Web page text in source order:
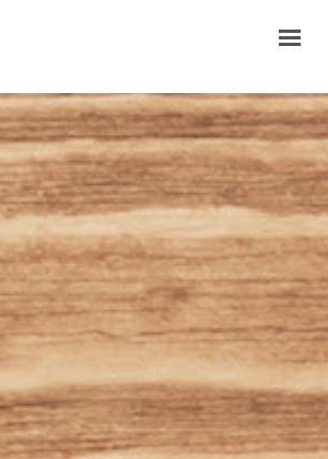
ΑΡΧΙΚΗ
ΣΧΕΤΙΚΑ ΜΕ ΕΜΑΣ
ΠΡΟΙΟΝΤΑ
ΕΠΙΚΟΙΝΩΝΙΑ
ΝΕΑ